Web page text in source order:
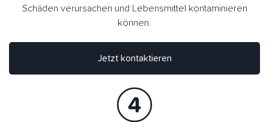
Schäden verursachen und Lebensmittel kontaminieren
können.
Jetzt kontaktieren